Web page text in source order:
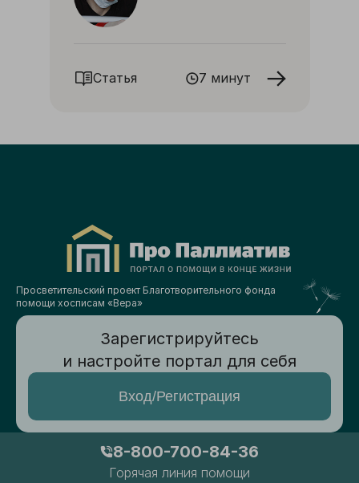
Статья 7 минут
Просветительский проект Благотворительного фонда
помощи хосписам «Вера»
Зарегистрируйтесь
и настройте портал для себя
Вход/Регистрация
8-800-700-84-36
Горячая линия помощи